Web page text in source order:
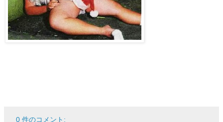
0 件のコメント: